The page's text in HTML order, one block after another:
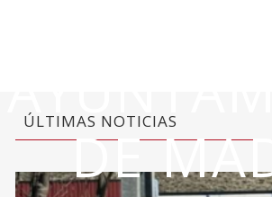
DE
ÚLTIMAS NOTICIAS